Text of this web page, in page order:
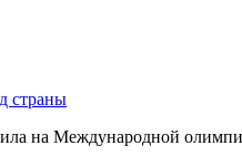
страны
на Международной